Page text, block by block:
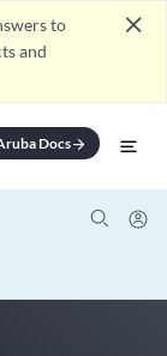
to
and
close
Docsarrow_forward